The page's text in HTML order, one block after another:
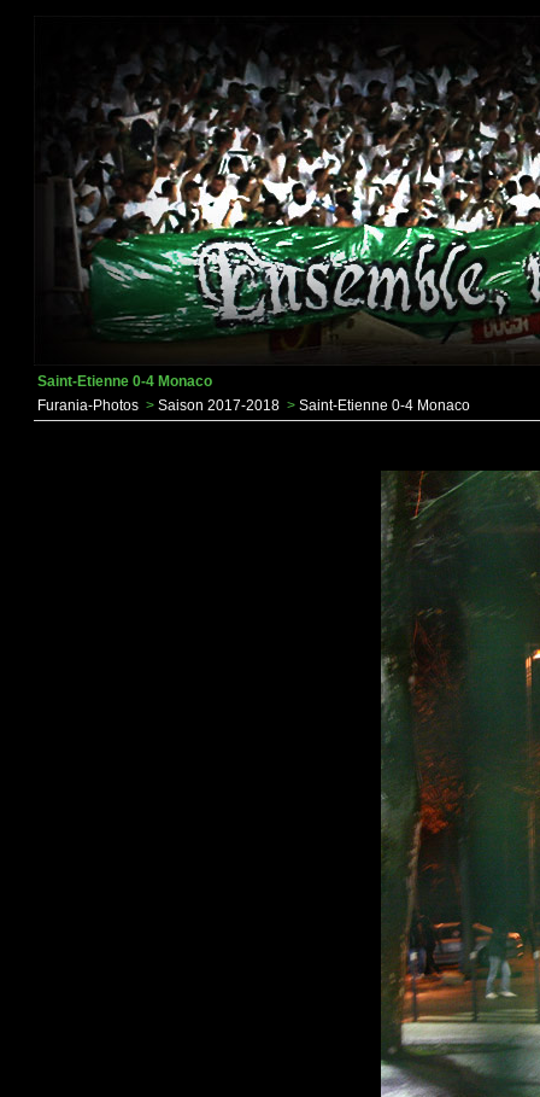
Saint-Etienne 0-4 Monaco
Furania-Photos > Saison 2017-2018 > Saint-Etienne 0-4 Monaco